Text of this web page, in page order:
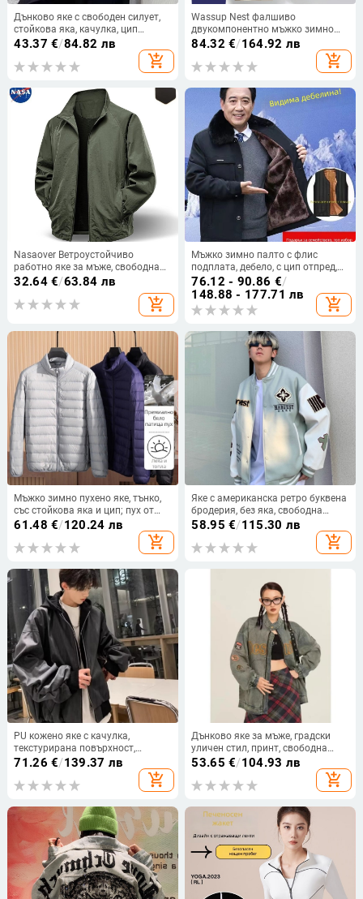
Дънково яке с свободен силует,
стойкова яка, качулка, цип
отпред, 3D джобове (пролетно-
43.37 €/84.82 лв
add_shopping_cart
Wassup Nest фалшиво
двукомпонентно мъжко зимно
палто с качулка, модна марка,
подплата, ежедневно,
84.32 €/164.92 лв
add_shopping_cart
Nasaover Ветроустойчиво
работно яке за мъже, свободна
кройка, стояща яка, цип, нейлон,
странични джобове, дълъг ръкав,
едноцветно, есенно 2025
32.64€/63.84 лв
add_shopping_cart
Мъжко зимно палто с флис
подплата, дебело, с цип отпред,
без качулка
76.12 - 90.86 €/
148.88 - 177.71 лв
add_shopping_cart
Мъжко зимно пухено яке, тънко,
със стойкова яка и цип; пух от
патешки пух, съдържание на пух
61.48 €/120.24 лв
add_shopping_cart
Яке с американска ретро буквена
бродерия, без яка, свободна
кройка, закопчаване на един ред
58.95 €/115.30 лв
add_shopping_cart
PU кожено яке с качулка,
текстурирана повърхност,
свободен силует, цип, странични
71.26 €/139.37 лв
add_shopping_cart
Дънково яке за мъже, градски
уличен стил, принт, свободна
кройка, пролет и есен
53.65 €/104.93 лв
add_shopping_cart